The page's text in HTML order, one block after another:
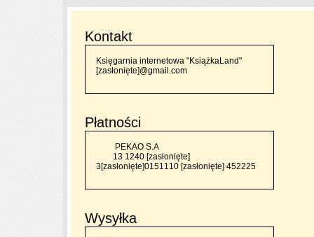
Kontakt
Księgarnia internetowa "KsiążkaLand"
[zasłonięte]@gmail.com
Płatności
PEKAO S.A
13 1240 [zasłonięte]
3[zasłonięte]0151110 [zasłonięte] 452225
Wysyłka